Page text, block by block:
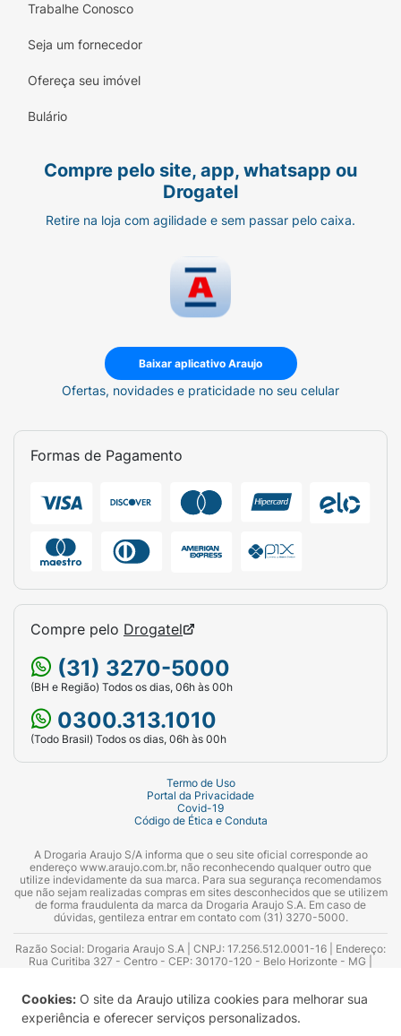
Cookies: O site da Araujo utiliza cookies para melhorar sua
experiência e oferecer serviços personalizados.
Trabalhe Conosco
Seja um fornecedor
Ofereça seu imóvel
Bulário
Compre pelo site, app, whatsapp ou
Drogatel
Retire na loja com agilidade e sem passar pelo caixa.
Baixar aplicativo Araujo
Ofertas, novidades e praticidade no seu celular
Formas de Pagamento
Compre pelo Drogatel
(31) 3270-5000
(BH e Região) Todos os dias, 06h às 00h
0300.313.1010
(Todo Brasil) Todos os dias, 06h às 00h
Termo de Uso
Portal da Privacidade
Covid-19
Código de Ética e Conduta
A Drogaria Araujo S/A informa que o seu site oficial corresponde ao
endereço www.araujo.com.br, não reconhecendo qualquer outro que
utilize indevidamente da sua marca. Para sua segurança recomendamos
que não sejam realizadas compras em sites desconhecidos que se utilizem
de forma fraudulenta da marca da Drogaria Araujo S.A. Em caso de
dúvidas, gentileza entrar em contato com (31) 3270-5000.
Razão Social: Drogaria Araujo S.A | CNPJ: 17.256.512.0001-16 | Endereço:
Rua Curitiba 327 - Centro - CEP: 30170-120 - Belo Horizonte - MG |
Azevedo Guimarães – CRF 10.965 | Yasmin Silva Alvarenga – CRF 52.584 -
Consultor substituto: Thiago Aguiar Pinheiro - CRF Nº 13.748. Alvará
Sanitário: 2025020713 | Autorização de Funcionamento da Empresa (AFE):